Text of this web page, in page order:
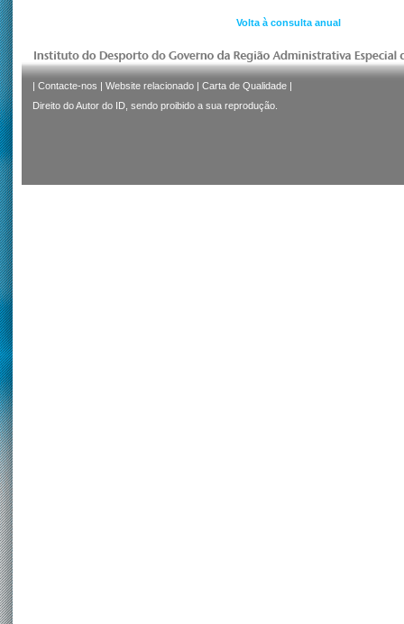
Volta à consulta anual
| Contacte-nos | Website relacionado | Carta de Qualidade |
Direito do Autor do ID, sendo proibido a sua reprodução.